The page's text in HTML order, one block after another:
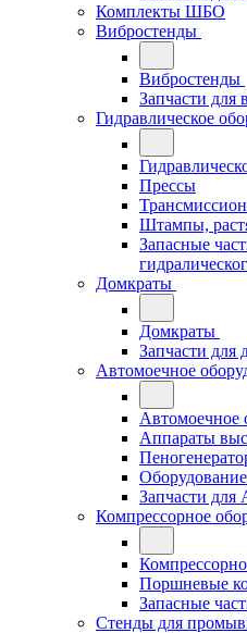
Комплекты ШБО
Вибростенды
Вибростенды
Запчасти для
Гидравлическое
Прессы
Штампы,
Запасные
Домкраты
Домкраты
Запчасти для
Автомоечное
Автомоечное
Аппараты
Запчасти
Компрессорное
Поршневые
Запасные
Стенды для